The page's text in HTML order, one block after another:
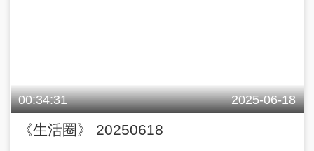
00:34:31 2025-06-18
《生活圈》 20250618